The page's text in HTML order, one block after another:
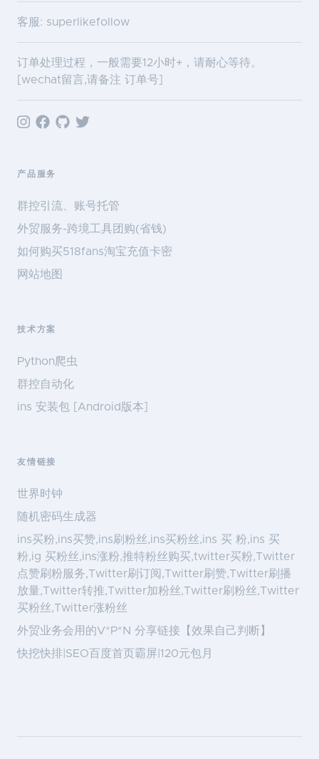
客服: superlikefollow
订单处理过程，一般需要12小时+，请耐心等待。
[wechat留言,请备注 订单号]
产品服务
群控引流、账号托管
外贸服务-跨境工具团购(省钱)
如何购买518fans淘宝充值卡密
网站地图
技术方案
Python爬虫
群控自动化
ins 安装包 [Android版本]
友情链接
世界时钟
随机密码生成器
ins买粉,ins买赞,ins刷粉丝,ins买粉丝,ins 买 粉,ins 买
粉,ig 买粉丝,ins涨粉,推特粉丝购买,twitter买粉,Twitter
点赞刷粉服务,Twitter刷订阅,Twitter刷赞,Twitter刷播
放量,Twitter转推,Twitter加粉丝,Twitter刷粉丝,Twitter
买粉丝,Twitter涨粉丝
外贸业务会用的V*P*N 分享链接【效果自己判断】
快挖快排|SEO百度首页霸屏|120元包月